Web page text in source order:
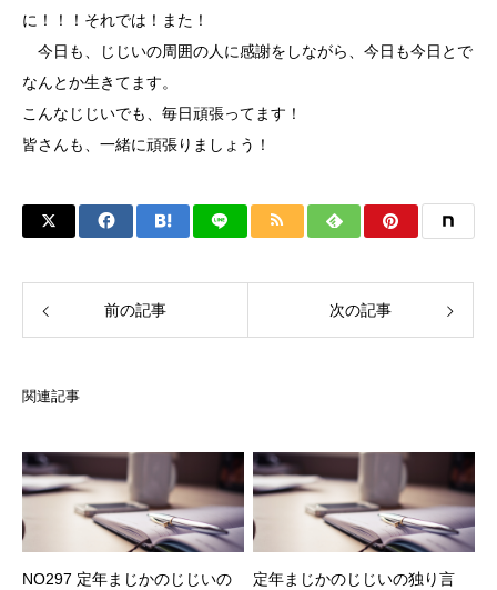
に！！！それでは！また！
今日も、じじいの周囲の人に感謝をしながら、今日も今日とで
なんとか生きてます。
こんなじじいでも、毎日頑張ってます！
皆さんも、一緒に頑張りましょう！
前の記事 次の記事
関連記事
NO297 定年まじかのじじいの
定年まじかのじじいの独り言